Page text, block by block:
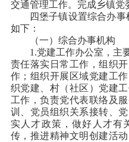
交通管理工作。完成乡镇党
四堡子镇设置综合办
如下：
（一）综合办事机构
1.党建工作办公室，主
责任落实日常工作，组织
作；组织开展区域党建工
织党建、村（社区）党建
工作，负责党代表联络及
训、党员组织关系接转、
实人才政策，做好人才有
传，推进精神文明创建活